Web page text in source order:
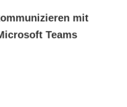
mit
Teams